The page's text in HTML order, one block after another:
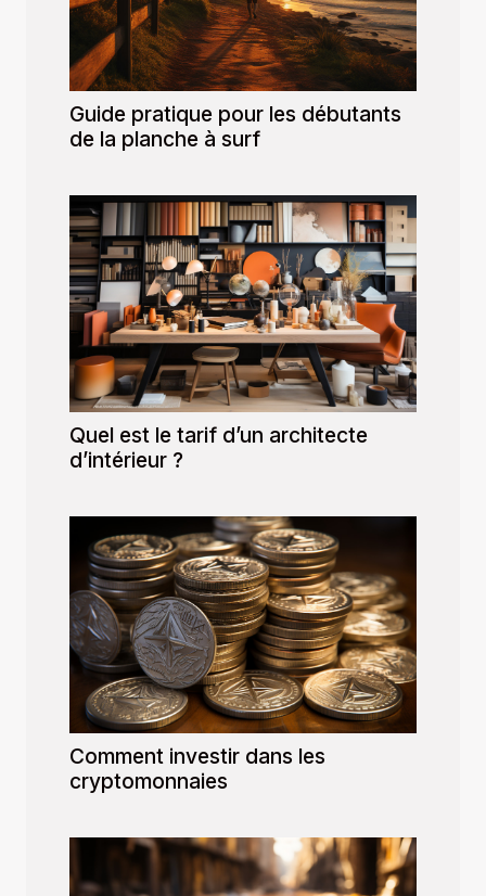
Guide pratique pour les débutants
de la planche à surf
Quel est le tarif d’un architecte
d’intérieur ?
Comment investir dans les
cryptomonnaies